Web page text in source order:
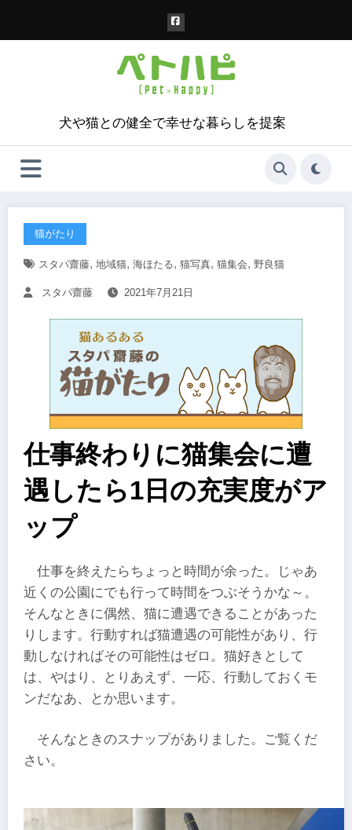
犬や猫との健全で幸せな暮らしを提案
猫がたり
スタパ齋藤, 地域猫, 海ほたる, 猫写真, 猫集会, 野良猫
スタパ齋藤 2021年7月21日
仕事終わりに猫集会に遭
遇したら1日の充実度がア
ップ
仕事を終えたらちょっと時間が余った。じゃあ
近くの公園にでも行って時間をつぶそうかな～。
そんなときに偶然、猫に遭遇できることがあった
りします。行動すれば猫遭遇の可能性があり、行
動しなければその可能性はゼロ。猫好きとして
は、やはり、とりあえず、一応、行動しておくモ
ンだなあ、とか思います。
そんなときのスナップがありました。ご覧くだ
さい。